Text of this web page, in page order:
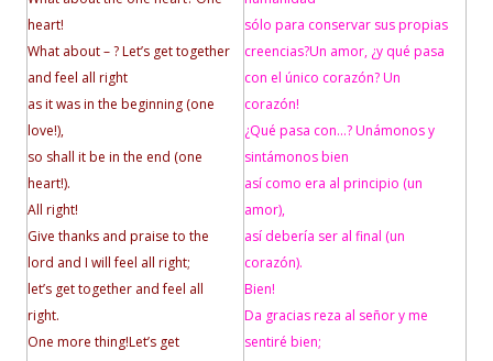
heart!
What about – ? Let’s get together
and feel all right
as it was in the beginning (one
love!),
so shall it be in the end (one
heart!).
All right!
Give thanks and praise to the
lord and I will feel all right;
let’s get together and feel all
right.
One more thing!Let’s get
sólo para conservar sus propias
creencias?Un amor, ¿y qué pasa
con el único corazón? Un
corazón!
¿Qué pasa con…? Unámonos y
sintámonos bien
así como era al principio (un
amor),
así debería ser al final (un
corazón).
Bien!
Da gracias reza al señor y me
sentiré bien;